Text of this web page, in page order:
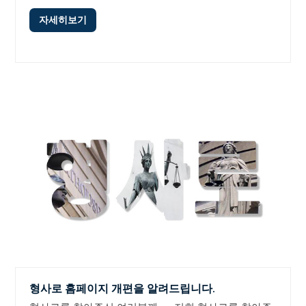
자세히보기
형사로 홈페이지 개편을 알려드립니다.